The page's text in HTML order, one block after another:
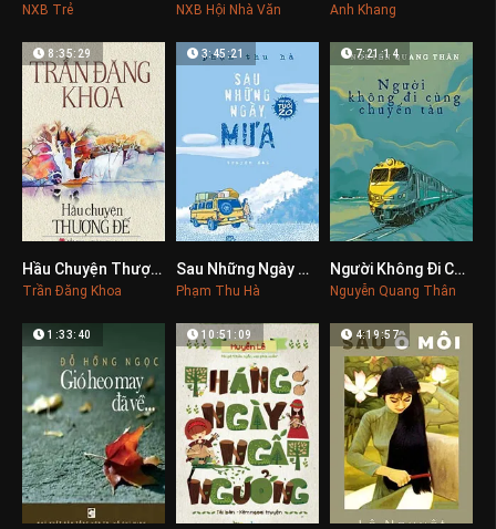
NXB Trẻ NXB Hội Nhà Văn Anh Khang
0
8:35:29
Hầu Chuyện Thượng Đế
Trần Đăng Khoa
0
3:45:21
Sau Những Ngày Mưa
Phạm Thu Hà
0
7:21:14
Người Không Đi Cùng Chuyến Tàu
Nguyễn Quang Thân
1:33:40 10:51:09 4:19:57